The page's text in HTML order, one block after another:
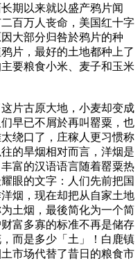
期以来就以盛产鸦片闻
百万人丧命，美国红十字
大部分归咎於鸦片的种
片，最好的土地都种上了
要粮食小米、麦子和玉米
大地，小麦却变成
早已不屑於再叫罂粟，也
绕口了，庄稼人更习惯称
的旱烟相对而言，洋烟是
富的汉语语言随着罂粟热
眼的文字：人们先前把国
烟，现在却把从自家土地
土烟，最後简化为一个简
富多寡的标准不再是储存
而是多少「土」！白鹿镇
市场代替了昔日的粮食市